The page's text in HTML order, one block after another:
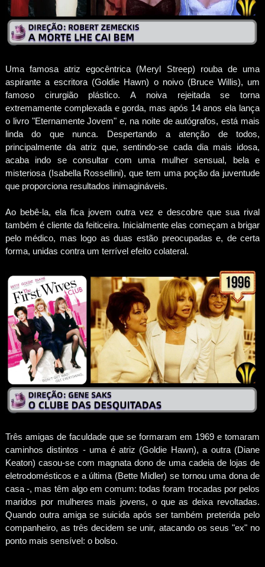
Uma famosa atriz egocêntrica (Meryl Streep) rouba de uma
aspirante a escritora (Goldie Hawn) o noivo (Bruce Willis), um
famoso cirurgião plástico. A noiva rejeitada se torna
extremamente complexada e gorda, mas após 14 anos ela lança
o livro "Eternamente Jovem" e, na noite de autógrafos, está mais
linda do que nunca. Despertando a atenção de todos,
principalmente da atriz que, sentindo-se cada dia mais idosa,
acaba indo se consultar com uma mulher sensual, bela e
misteriosa (Isabella Rossellini), que tem uma poção da juventude
que proporciona resultados inimagináveis.
Ao bebê-la, ela fica jovem outra vez e descobre que sua rival
também é cliente da feiticeira. Inicialmente elas começam a brigar
pelo médico, mas logo as duas estão preocupadas e, de certa
forma, unidas contra um terrível efeito colateral.
Três amigas de faculdade que se formaram em 1969 e tomaram
caminhos distintos - uma é atriz (Goldie Hawn), a outra (Diane
Keaton) casou-se com magnata dono de uma cadeia de lojas de
eletrodomésticos e a última (Bette Midler) se tornou uma dona de
casa -, mas têm algo em comum: todas foram trocadas por pelos
maridos por mulheres mais jovens, o que as deixa revoltadas.
Quando outra amiga se suicida após ser também preterida pelo
companheiro, as três decidem se unir, atacando os seus "ex" no
ponto mais sensível: o bolso.